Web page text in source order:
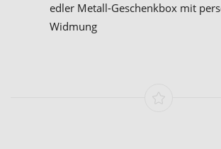
edler Metall-Geschenkbox mit
Widmung